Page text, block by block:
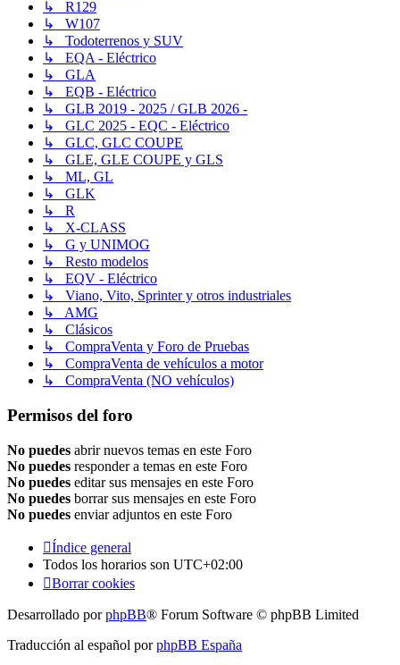
↳ R129
↳ W107
↳ Todoterrenos y SUV
↳ EQA - Eléctrico
↳ GLA
↳ EQB - Eléctrico
↳ GLB 2019 - 2025 / GLB 2026 -
↳ GLC 2025 - EQC - Eléctrico
↳ GLC, GLC COUPE
↳ GLE, GLE COUPE y GLS
↳ ML, GL
↳ GLK
↳ R
↳ X-CLASS
↳ G y UNIMOG
↳ Resto modelos
↳ EQV - Eléctrico
↳ Viano, Vito, Sprinter y otros industriales
↳ AMG
↳ Clásicos
↳ CompraVenta y Foro de Pruebas
↳ CompraVenta de vehículos a motor
↳ CompraVenta (NO vehículos)
Permisos del foro
No puedes abrir nuevos temas en este Foro
No puedes responder a temas en este Foro
No puedes editar sus mensajes en este Foro
No puedes borrar sus mensajes en este Foro
No puedes enviar adjuntos en este Foro
Índice general
Todos los horarios son UTC+02:00
Borrar cookies
Desarrollado porphpBB® Forum Software © phpBB Limited
Traducción al español porphpBB España